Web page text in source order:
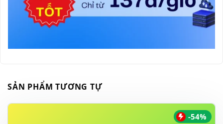
SẢN PHẨM TƯƠNG TỰ
-54%